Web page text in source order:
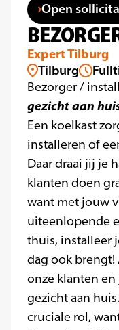
Open
Expert Tilburg
Tilburg
Bezorger /
gezicht aan
Een koelkast
installeren of
Daar draai jij je
klanten doen
want met jouw
uiteenlopende
thuis, installeer
dag ook brengt!
onze klanten
gezicht aan
cruciale rol,